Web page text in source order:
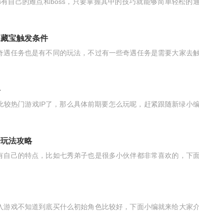
宝触发条件
任务也是有不同的玩法，不过有一些奇遇任务是需要大家去
热门游戏IP了，那么具体前期要怎么玩呢，赶紧跟随新绿小
法攻略
己的特点，比如七秀弟子也是很多小伙伴都非常喜欢的，下
戏不知道到底买什么初始角色比较好，下面小编就来给大家